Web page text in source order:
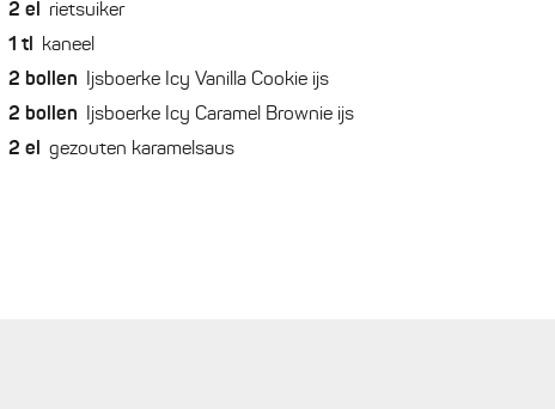
2 el rietsuiker
1 tl kaneel
2 bollen Ijsboerke Icy Vanilla Cookie ijs
2 bollen Ijsboerke Icy Caramel Brownie ijs
2 el gezouten karamelsaus